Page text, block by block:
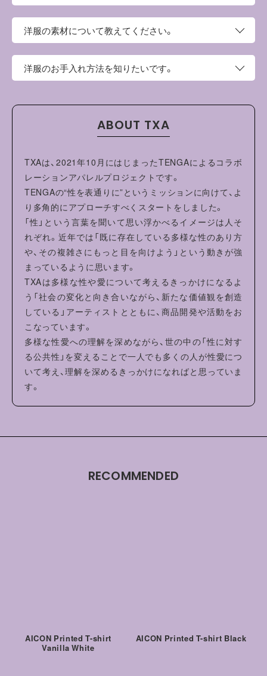
このページの上部にサイズという項目がございます。そち
らにサイズ表がございますので、お手持ちの洋服と比較し
洋服の素材について教えてください。
高密度コットン100%のストライプ生地。
洋服のお手入れ方法を知りたいです。
・タンブル乾燥機を使用しないでください。
・洗濯やクリーニングの際はネットを使用し、他のものと分
けて洗ってください。
・形を整えて干してください。洗濯により収縮やねじれ、型
崩れすることがあります。
ABOUT TXA
TXAは、2021年10月にはじまったTENGAによるコラボ
レーションアパレルプロジェクトです。
TENGAの“性を表通りに”というミッションに向けて、よ
り多角的にアプローチすべくスタートをしました。
「性」という言葉を聞いて思い浮かべるイメージは人そ
れぞれ。近年では「既に存在している多様な性のあり方
や、その複雑さにもっと目を向けよう」という動きが強
まっているように思います。
TXAは多様な性や愛について考えるきっかけになるよ
う「社会の変化と向き合いながら、新たな価値観を創造
している」アーティストとともに、商品開発や活動をお
こなっています。
多様な性愛への理解を深めながら、世の中の「性に対す
る公共性」を変えることで一人でも多くの人が性愛につ
いて考え、理解を深めるきっかけになればと思っていま
す。
RECOMMENDED
AICON Printed T-shirt
Vanilla White
AICON Printed T-shirt Black